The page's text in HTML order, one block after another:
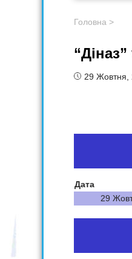
Головна >
29 Жовтня,
Дата
29